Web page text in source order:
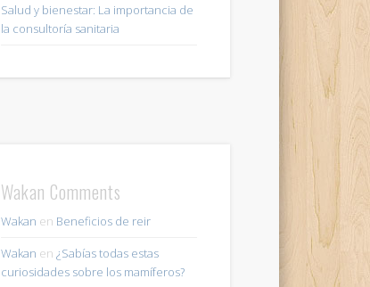
Salud y bienestar: La importancia de
la consultoría sanitaria
Wakan Comments
Wakan en Beneficios de reir
Wakan en ¿Sabías todas estas
curiosidades sobre los mamíferos?